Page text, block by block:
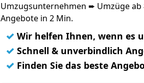
Umzugsunternehmen ➨ Umzüge ab
Angebote in 2 Min.
✓ Wir helfen Ihnen, wenn es
✓ Schnell & unverbindlich
✓ Finden Sie das beste